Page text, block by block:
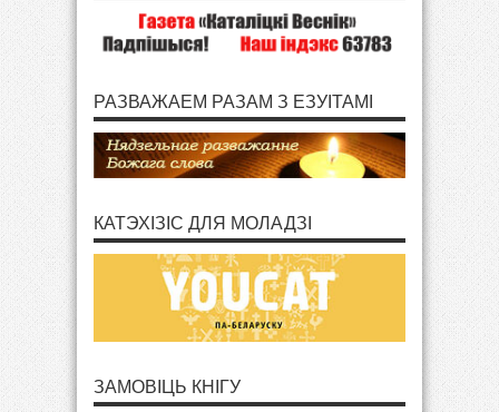
РАЗВАЖАЕМ РАЗАМ З ЕЗУІТАМІ
КАТЭХІЗІС ДЛЯ МОЛАДЗІ
ЗАМОВІЦЬ КНІГУ